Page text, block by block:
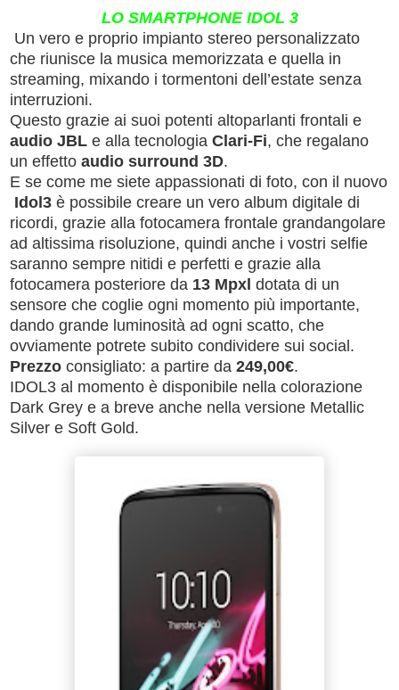
LO SMARTPHONE IDOL 3
Un vero e proprio impianto stereo personalizzato
che riunisce la musica memorizzata e quella in
streaming, mixando i tormentoni dell’estate senza
interruzioni.
Questo grazie ai suoi potenti altoparlanti frontali e
audio JBL e alla tecnologia Clari-Fi, che regalano
un effetto audio surround 3D.
E se come me siete appassionati di foto, con il nuovo
Idol3 è possibile creare un vero album digitale di
ricordi, grazie alla fotocamera frontale grandangolare
ad altissima risoluzione, quindi anche i vostri selfie
saranno sempre nitidi e perfetti e grazie alla
fotocamera posteriore da 13 Mpxl dotata di un
sensore che coglie ogni momento più importante,
dando grande luminosità ad ogni scatto, che
ovviamente potrete subito condividere sui social.
Prezzo consigliato: a partire da 249,00€.
IDOL3 al momento è disponibile nella colorazione
Dark Grey e a breve anche nella versione Metallic
Silver e Soft Gold.